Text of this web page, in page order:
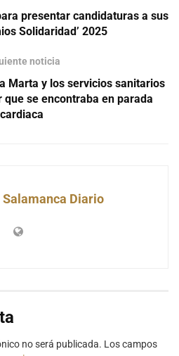
presentar candidaturas a sus
Solidaridad’ 2025
noticia
Marta y los servicios sanitarios
se encontraba en parada
cardiaca
Salamanca Diario
no será publicada. Los campos